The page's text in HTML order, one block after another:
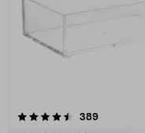
389arvostelut
0.0 viidestä